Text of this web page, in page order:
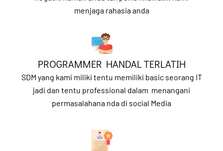
menjaga rahasia anda
PROGRAMMER HANDAL TERLATIH
SDM yang kami miliki tentu memiliki basic seorang IT
jadi dan tentu professional dalam menangani
permasalahana nda di social Media